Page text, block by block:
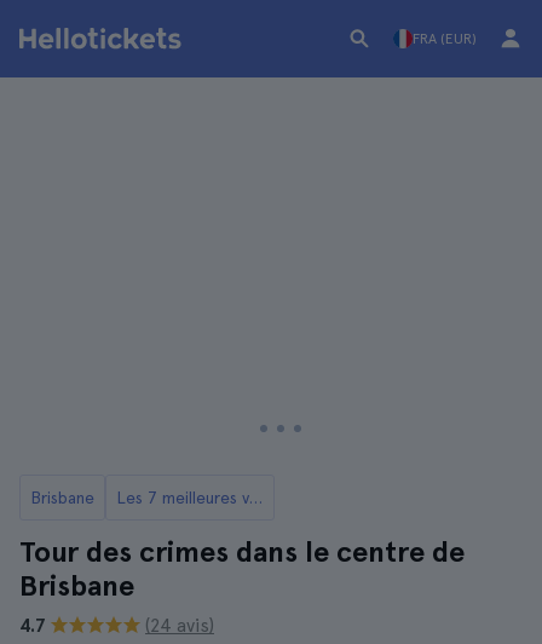
FRA (EUR)
Brisbane Les 7 meilleures visites de Brisbane
Tour des crimes dans le centre de
Brisbane
4.7
(24 avis)